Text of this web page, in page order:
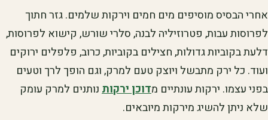
אחרי הבסיס מוסיפים מים חמים וירקות שלמים. גזר חתוך
לפרוסות עבות, פטרוזיליה לבנה, סלרי שורש, קישוא לפרוסות,
דלעת בקוביות גדולות, חצילים בקוביות, כרוב, פלפלים ירוקים
ועוד. כל ירק מתבשל ויוצק טעם למרק, וגם הופך לרך וטעים
בפני עצמו. ירקות עונתיים מדוכן ירקותנותנים למרק עומק
שלא ניתן להשיג מירקות מיובאים.